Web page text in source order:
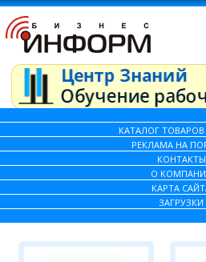
КАТАЛОГ ТОВАРОВ
РЕКЛАМА НА
КОНТАКТЫ
О
КАРТА
ЗАГРУЗКИ